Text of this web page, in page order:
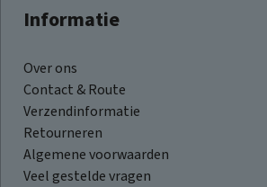
Informatie
Over ons
Contact & Route
Verzendinformatie
Retourneren
Algemene voorwaarden
Veel gestelde vragen